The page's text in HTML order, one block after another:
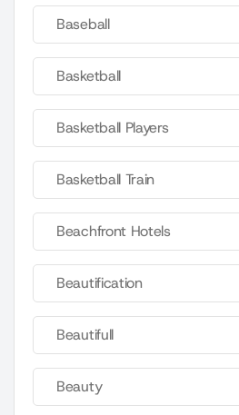
Baseball
Basketball
Basketball Players
Basketball Train
Beachfront Hotels
Beautification
Beautifull
Beauty